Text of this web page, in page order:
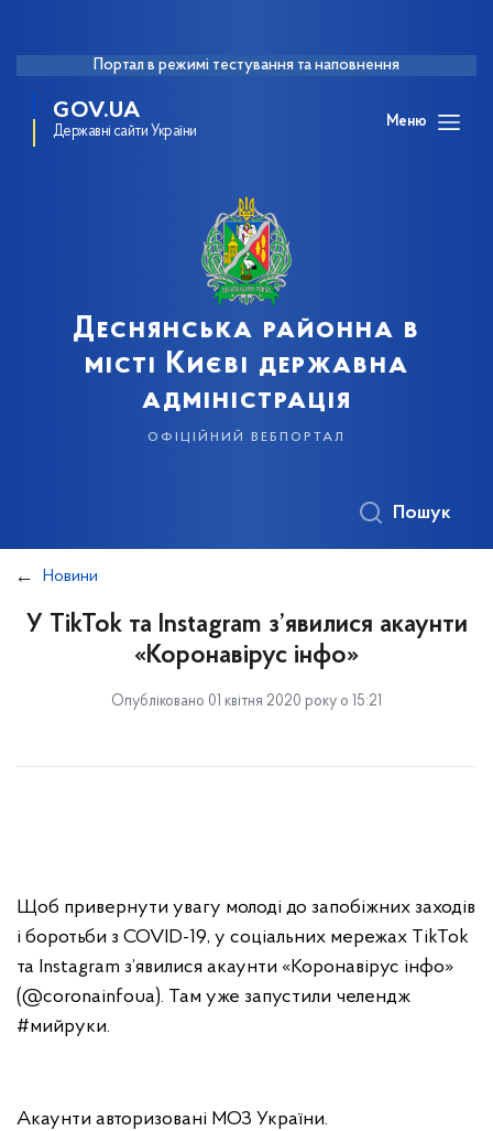
Портал в режимі тестування та наповнення
GOV.UA
Державні сайти України
Меню
Деснянська районна в
місті Києві державна
адміністрація
офіційний вебпортал
Пошук
Новини
У TikTok та Instagram з’явилися акаунти
«Коронавірус інфо»
Опубліковано 01 квітня 2020 року о 15:21
Щоб привернути увагу молоді до запобіжних заходів
і боротьби з COVID-19, у соціальних мережах TikTok
та Instagram з’явилися акаунти «Коронавірус інфо»
(@coronainfoua). Там уже запустили челендж
#мийруки.
Акаунти авторизовані МОЗ України.